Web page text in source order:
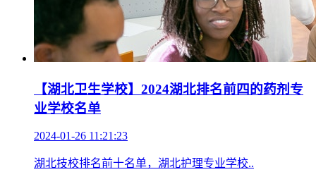
【湖北卫生学校】2024湖北排名前四的药剂专
业学校名单
2024-01-26 11:21:23
湖北技校排名前十名单，湖北护理专业学校..